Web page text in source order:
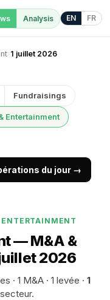
Analysis EN FR
› 1 juillet 2026
Fundraisings
Entertainment
du jour →
— M&A &
2026
· 1 M&A · 1 levée · 1